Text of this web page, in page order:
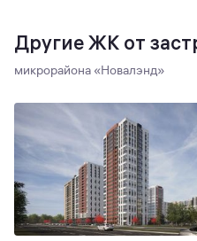
Другие ЖК от
микрорайона «Новалэнд»